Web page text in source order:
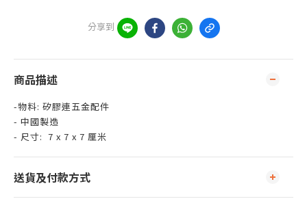
分享到
商品描述
-物料: 矽膠連五金配件
- 中國製造
- 尺寸: 7 x 7 x 7 厘米
送貨及付款方式